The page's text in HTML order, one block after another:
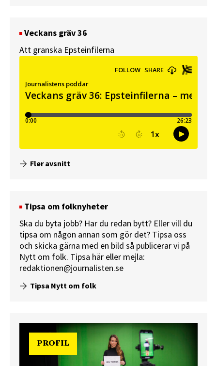
Veckans gräv 36
Att granska Epsteinfilerna
Fler avsnitt
Tipsa om folknyheter
Ska du byta jobb? Har du redan bytt? Eller vill du
tipsa om någon annan som gör det? Tipsa oss
och skicka gärna med en bild så publicerar vi på
Nytt om folk. Tipsa här eller mejla:
redaktionen@journalisten.se
Tipsa Nytt om folk
PROFIL